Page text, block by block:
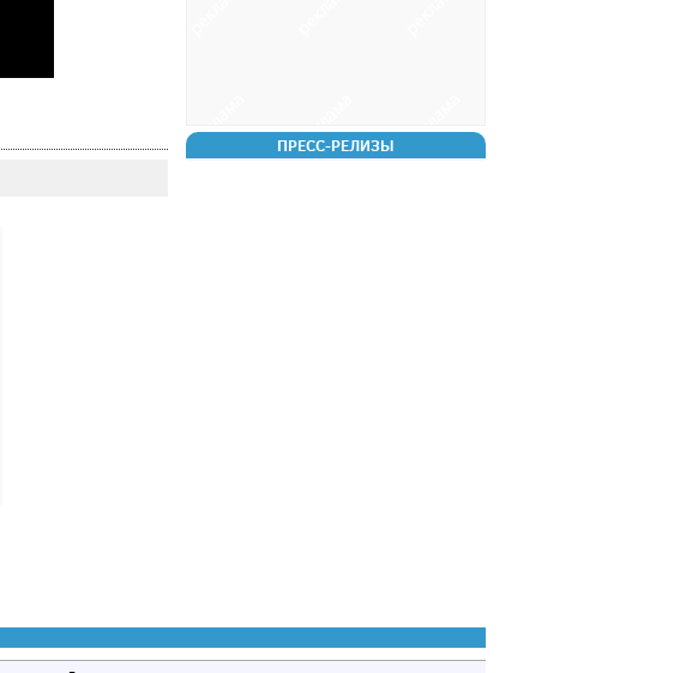
ПРЕСС-РЕЛИЗЫ